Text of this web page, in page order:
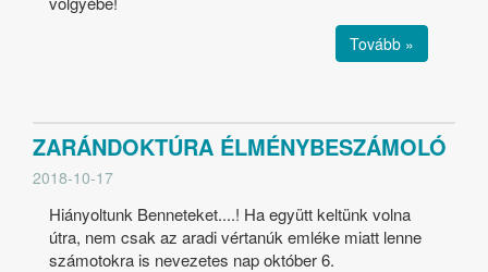
Tovább »
ZARÁNDOKTÚRA ÉLMÉNYBESZÁMOLÓ
2018-10-17
Hiányoltunk Benneteket....! Ha együtt keltünk volna
útra, nem csak az aradi vértanúk emléke miatt lenne
számotokra is nevezetes nap október 6.